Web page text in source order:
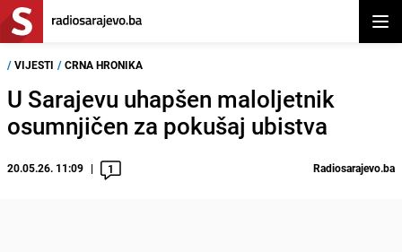
/ VIJESTI / CRNA HRONIKA
U Sarajevu uhapšen maloljetnik
osumnjičen za pokušaj ubistva
20.05.26. 11:09 1 Radiosarajevo.ba